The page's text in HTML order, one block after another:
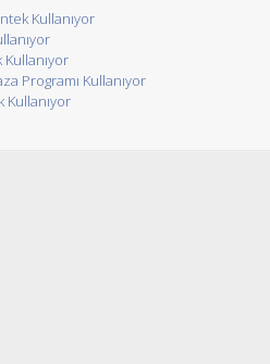
Kullanıyor
Programı Kullanıyor